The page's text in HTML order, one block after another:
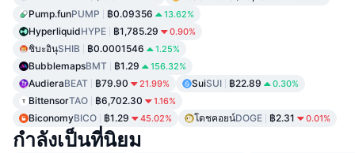
Pump.funPUMP ฿0.09356 13.62%
HyperliquidHYPE ฿1,785.29 0.90%
ชิบะอินุSHIB ฿0.0001546 1.25%
BubblemapsBMT ฿1.29 156.32%
AudieraBEAT ฿79.90 21.99% SuiSUI ฿22.89 0.30%
BittensorTAO ฿6,702.30 1.16%
BiconomyBICO ฿1.29 45.02% โดชคอยน์DOGE ฿2.31 0.01%
กำลังเป็นที่นิยม